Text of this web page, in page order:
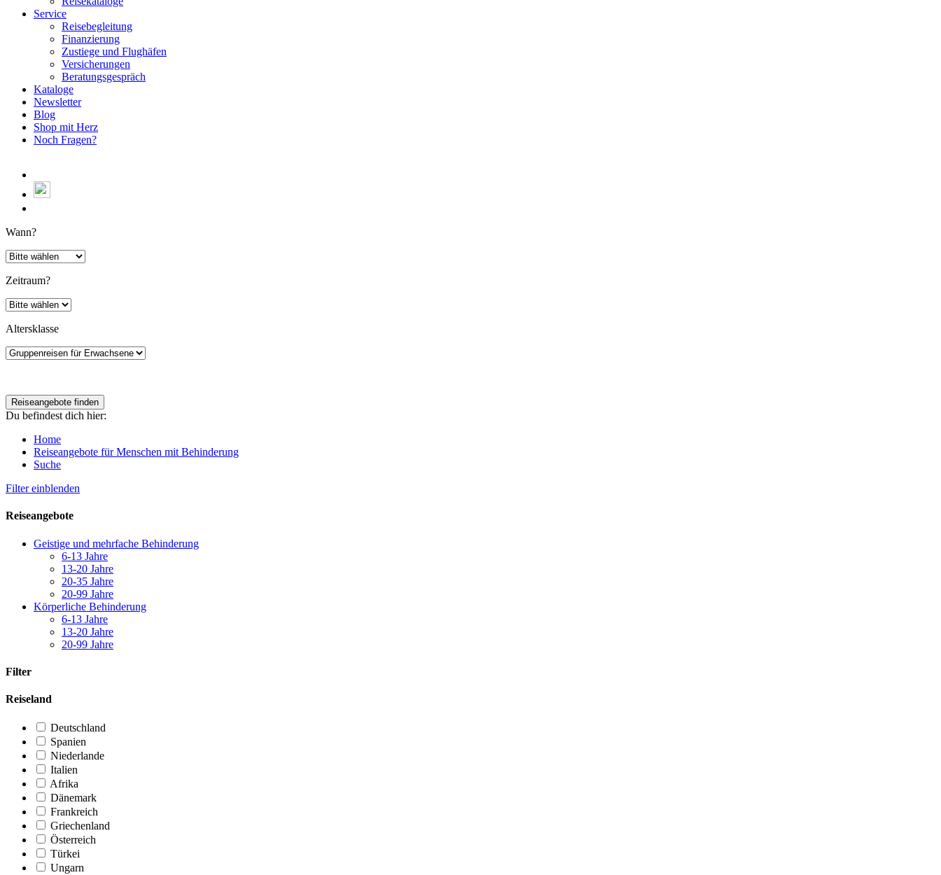
Service
Reisebegleitung
Finanzierung
Zustiege und Flughäfen
Versicherungen
Beratungsgespräch
Kataloge
Newsletter
Blog
Shop mit Herz
Noch Fragen?
Wann?
Zeitraum?
Altersklasse
Du befindest dich hier:
Home
Reiseangebote für Menschen mit Behinderung
Suche
Filter einblenden
Reiseangebote
Geistige und mehrfache Behinderung
6-13 Jahre
13-20 Jahre
20-35 Jahre
20-99 Jahre
Körperliche Behinderung
6-13 Jahre
13-20 Jahre
20-99 Jahre
Filter
Reiseland
Deutschland
Spanien
Niederlande
Italien
Afrika
Dänemark
Frankreich
Griechenland
Österreich
Türkei
Ungarn